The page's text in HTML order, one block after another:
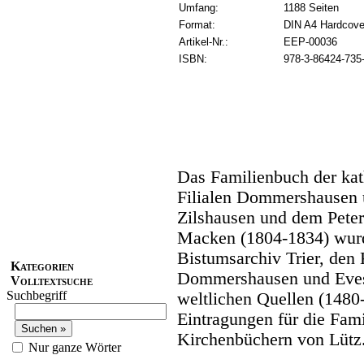
Kategorien
Volltextsuche
Suchbegriff
Nur ganze Wörter
Umfang:
1188 Seiten
Format:
DIN A4
Artikel-Nr.:
EEP-00036
ISBN:
978-3-86424-
Das Familienbuch der
Filialen
Zilshausen und dem
Macken (1804-1834)
Bistumsarchiv Trier, den
Dommershausen und
weltlichen Quellen
Eintragungen für die
Kirchenbüchern von